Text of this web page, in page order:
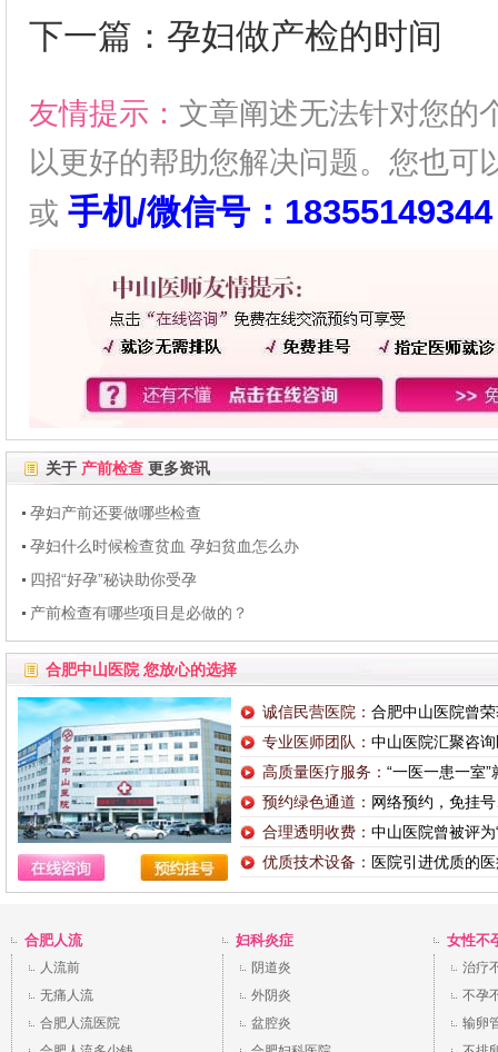
下一篇： 孕妇做产检的时间
友情提示： 文章阐述无法针对您的
以更好的帮助您解决问题。您也可
或 手机/微信号：18355149344
关于 产前检查 更多资讯
孕妇产前还要做哪些检查
孕妇什么时候检查贫血 孕妇贫血怎么办
四招“好孕”秘诀助你受孕
产前检查有哪些项目是必做的？
合肥中山医院 您放心的选择
诚信民营医院： 合肥中山医院曾
专业医师团队： 中山医院汇聚咨
高质量医疗服务： “一医一患一室
预约绿色通道： 网络预约，免挂
合理透明收费： 中山医院曾被评为
优质技术设备： 医院引进优质的
合肥人流
人流前
无痛人流
合肥人流医院
妇科炎症
阴道炎
外阴炎
盆腔炎
女性不
治疗
不孕
输卵